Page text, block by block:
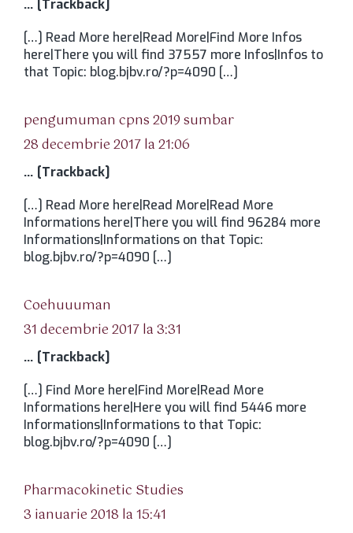
… [Trackback]
[…] Read More here|Read More|Find More Infos
here|There you will find 37557 more Infos|Infos to
that Topic: blog.bjbv.ro/?p=4090 […]
pengumuman cpns 2019 sumbarspune:
28 decembrie 2017 la 21:06
… [Trackback]
[…] Read More here|Read More|Read More
Informations here|There you will find 96284 more
Informations|Informations on that Topic:
blog.bjbv.ro/?p=4090 […]
Coehuuuman
31 decembrie 2017 la 3:31
… [Trackback]
[…] Find More here|Find More|Read More
Informations here|Here you will find 5446 more
Informations|Informations to that Topic:
blog.bjbv.ro/?p=4090 […]
Pharmacokinetic Studies
3 ianuarie 2018 la 15:41